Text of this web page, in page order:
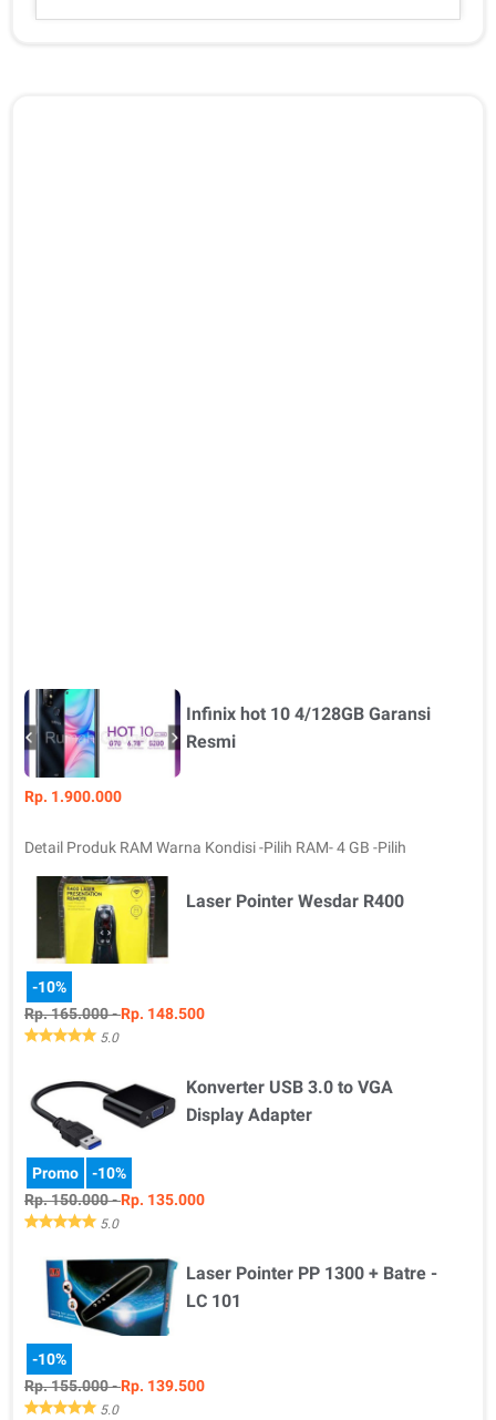
Infinix hot 10 4/128GB Garansi
Resmi
Rp. 1.900.000
Detail Produk RAM Warna Kondisi -Pilih RAM- 4 GB -Pilih
Laser Pointer Wesdar R400
-10%
Rp. 165.000 -Rp. 148.500
5.0
Detail Produk Merek Jangkauan Kondisi -Pilih Merek- Wesdar -
Pi…
Konverter USB 3.0 to VGA
Display Adapter
Promo
-10%
Rp. 150.000 -Rp. 135.000
5.0
Detail Produk Tipe Merek Kondisi -Pilih Tipe- USB 3.0 to …
Laser Pointer PP 1300 + Batre -
LC 101
-10%
Rp. 155.000 -Rp. 139.500
5.0